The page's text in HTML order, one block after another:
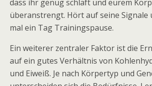
dass ihr genug schlaft und eurem
überanstrengt. Hört auf seine Signale
mal ein Tag Trainingspause.
Ein weiterer zentraler Faktor ist die
auf ein gutes Verhältnis von
und Eiweiß. Je nach Körpertyp und